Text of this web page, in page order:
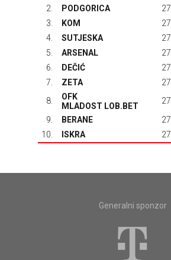
2.
PODGORICA 27
3.
KOM 27
4.
SUTJESKA 27
5.
ARSENAL 27
6.
DEČIĆ 27
7.
ZETA 27
8.
OFK
MLADOST LOB.BET
27
9.
BERANE 27
10.
ISKRA 27
Generalni sponzor